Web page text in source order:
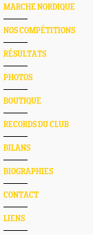
MARCHE NORDIQUE
NOS COMPÉTITIONS
RÉSULTATS
PHOTOS
BOUTIQUE
RECORDS DU CLUB
BILANS
BIOGRAPHIES
CONTACT
LIENS